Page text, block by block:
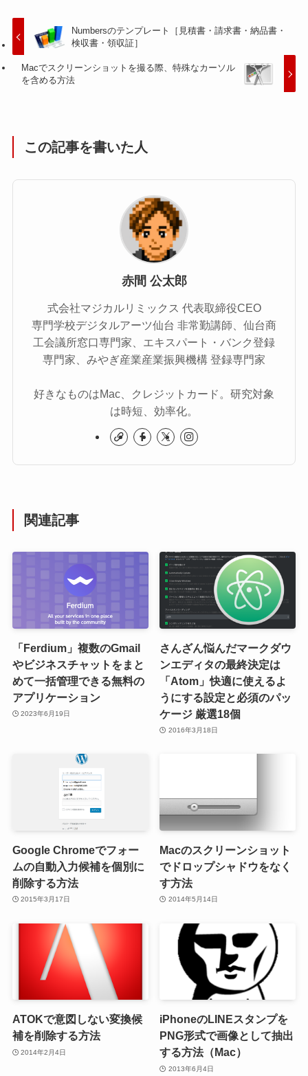
Numbersのテンプレート［見積書・請求書・納品書・
検収書・領収証］
Macでスクリーンショットを撮る際、特殊なカーソル
を含める方法
この記事を書いた人
赤間 公太郎
式会社マジカルリミックス 代表取締役CEO
専門学校デジタルアーツ仙台 非常勤講師、仙台商
工会議所窓口専門家、エキスパート・バンク登録
専門家、みやぎ産業産業振興機構 登録専門家
好きなものはMac、クレジットカード。研究対象
は時短、効率化。
関連記事
「Ferdium」複数のGmail
やビジネスチャットをまと
めて一括管理できる無料の
アプリケーション
2023年6月19日
さんざん悩んだマークダウ
ンエディタの最終決定は
「Atom」快適に使えるよ
うにする設定と必須のパッ
ケージ 厳選18個
2016年3月18日
Google Chromeでフォー
ムの自動入力候補を個別に
削除する方法
2015年3月17日
Macのスクリーンショット
でドロップシャドウをなく
す方法
2014年5月14日
ATOKで意図しない変換候
補を削除する方法
2014年2月4日
iPhoneのLINEスタンプを
PNG形式で画像として抽出
する方法（Mac）
2013年6月4日